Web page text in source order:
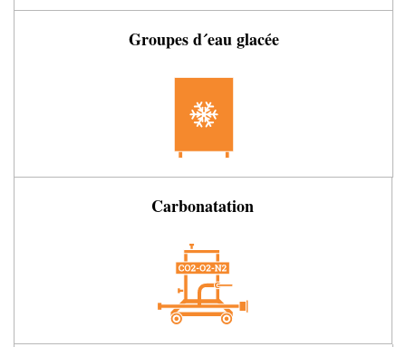
Groupes d´eau glacée
Carbonatation